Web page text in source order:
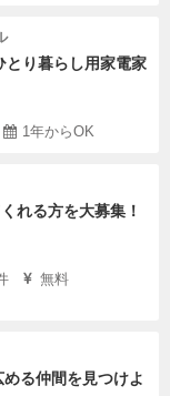
とり暮らし用家電家
1年からOK
れる方を大募集！
無料
める仲間を見つけよ